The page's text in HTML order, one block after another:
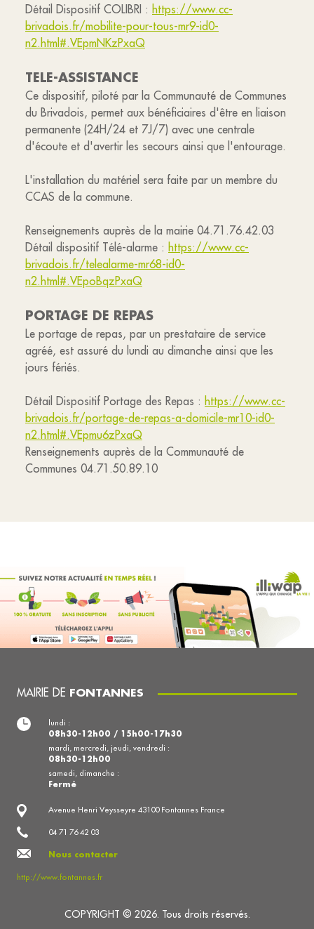
Détail Dispositif COLIBRI : https://www.cc-
brivadois.fr/mobilite-pour-tous-mr9-id0-
n2.html#.VEpmNKzPxaQ
TELE-ASSISTANCE
Ce dispositif, piloté par la Communauté de Communes
du Brivadois, permet aux bénéficiaires d'être en liaison
permanente (24H/24 et 7J/7) avec une centrale
d'écoute et d'avertir les secours ainsi que l'entourage.
L'installation du matériel sera faite par un membre du
CCAS de la commune.
Renseignements auprès de la mairie 04.71.76.42.03
Détail dispositif Télé-alarme : https://www.cc-
brivadois.fr/telealarme-mr68-id0-
n2.html#.VEpoBqzPxaQ
PORTAGE DE REPAS
Le portage de repas, par un prestataire de service
agréé, est assuré du lundi au dimanche ainsi que les
jours fériés.
Détail Dispositif Portage des Repas : https://www.cc-
brivadois.fr/portage-de-repas-a-domicile-mr10-id0-
n2.html#.VEpmu6zPxaQ
Renseignements auprès de la Communauté de
Communes 04.71.50.89.10
MAIRIE DE FONTANNES
Avenue Henri Veysseyre 43100 Fontannes France
04 71 76 42 03
Nous contacter
http://www.fontannes.fr
lundi :
08h30-12h00 / 15h00-17h30
mardi, mercredi, jeudi, vendredi :
08h30-12h00
samedi, dimanche :
Fermé
COPYRIGHT © 2026. Tous droits réservés.